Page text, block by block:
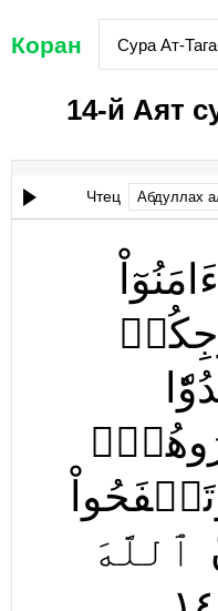
Коран Сура Ат-
14-й Аят
Чтец
ءَامَنُوٓاْ
ٱللَّهَ